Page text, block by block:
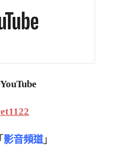
影音頻道」